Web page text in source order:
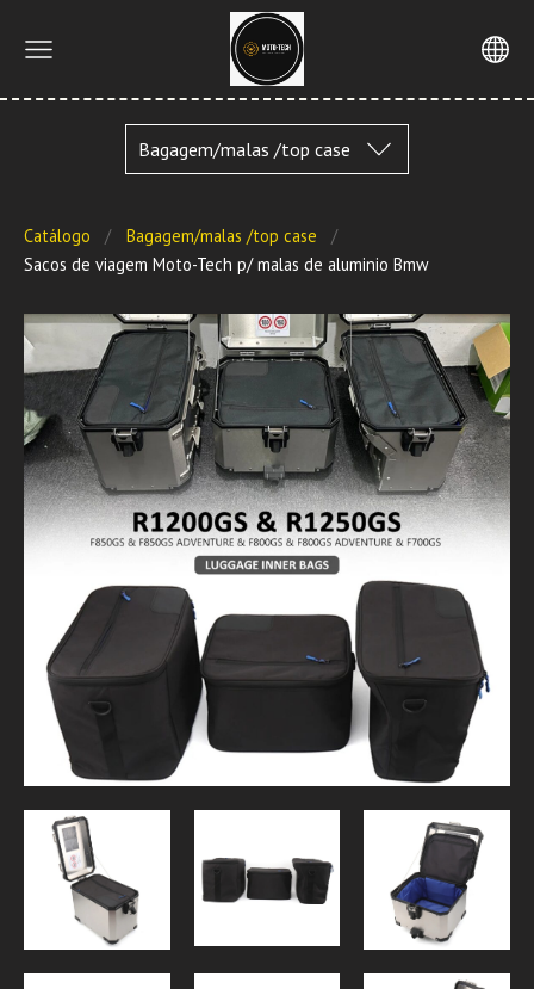
Bagagem/malas /top case
Catálogo
Bagagem/malas /top case
Sacos de viagem Moto-Tech p/ malas de aluminio Bmw